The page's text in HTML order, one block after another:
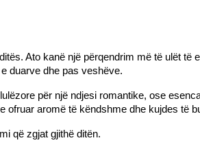
Ato kanë një përqendrim më të ulët
duarve dhe pas veshëve.
për një ndjesi romantike, ose
ofruar aromë të këndshme dhe kujdes të
që zgjat gjithë ditën.